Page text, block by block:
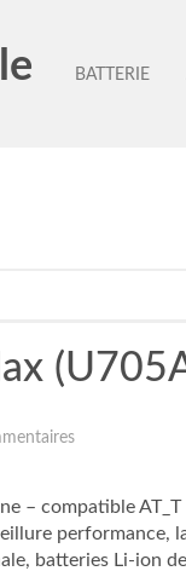
BATTERIE
– compatible
performance,
batteries Li-ion